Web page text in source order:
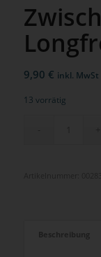
9,90 € inkl. MwSt
13 vorrätig